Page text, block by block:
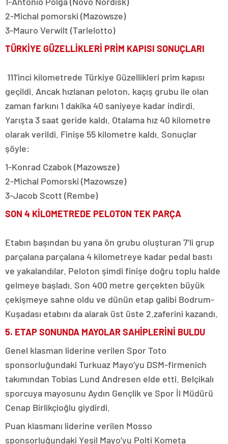
2-Michal pomorski (Mazowsze)
3-Mauro Verwilt (Tarlelotto)
TÜRKİYE GÜZELLİKLERİ PRİM KAPISI SONUÇLARI
111’inci kilometrede Türkiye Güzellikleri prim kapısı
geçildi. Ancak hızlanan peloton, kaçış grubu ile olan
zaman farkını 1 dakika 40 saniyeye kadar indirdi.
Yarışta 3 saat geride kaldı. Otalama hız 40 kilometre
olarak verildi. Finişe 55 kilometre kaldı. Sonuçlar
şöyle:
1-Konrad Czabok (Mazowsze)
2-Michal Pomorski (Mazowsze)
3-Jacob Scott (Rembe)
SON 4 KİLOMETREDE PELOTON TEK PARÇA
Etabın başından bu yana ön grubu oluşturan 7’li grup
parçalana parçalana 4 kilometreye kadar pedal bastı
ve yakalandılar. Peloton şimdi finişe doğru toplu halde
gelmeye başladı. Son 400 metre gerçekten büyük
çekişmeye sahne oldu ve dünün etap galibi Bodrum-
Kuşadası etabını da alarak üst üste 2.zaferini kazandı.
5. ETAP SONUNDA MAYOLAR SAHİPLERİNİ BULDU
Genel klasman liderine verilen Spor Toto
sponsorluğundaki Turkuaz Mayo’yu DSM-firmenich
takımından Tobias Lund Andresen elde etti. Belçikalı
sporcuya mayosunu Aydın Gençlik ve Spor İl Müdürü
Cenap Birlikçioğlu giydirdi.
Puan klasmanı liderine verilen Mosso
sponsorluğundaki Yeşil Mayo’yu Polti Kometa